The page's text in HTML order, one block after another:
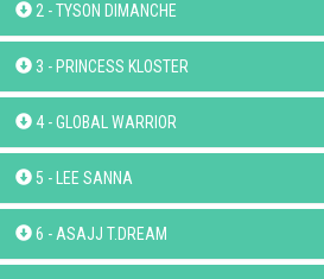
2 - TYSON DIMANCHE
3 - PRINCESS KLOSTER
4 - GLOBAL WARRIOR
5 - LEE SANNA
6 - ASAJJ T.DREAM